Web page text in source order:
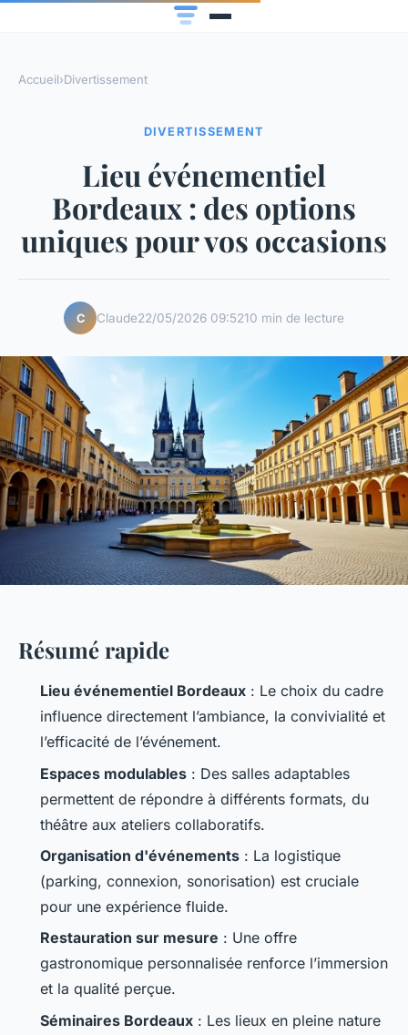
Accueil›Divertissement
DIVERTISSEMENT
Lieu événementiel
Bordeaux : des options
uniques pour vos occasions
C Claude22/05/2026 09:5210 min de lecture
Résumé rapide
Lieu événementiel Bordeaux : Le choix du cadre
influence directement l’ambiance, la convivialité et
l’efficacité de l’événement.
Espaces modulables : Des salles adaptables
permettent de répondre à différents formats, du
théâtre aux ateliers collaboratifs.
Organisation d'événements : La logistique
(parking, connexion, sonorisation) est cruciale
pour une expérience fluide.
Restauration sur mesure : Une offre
gastronomique personnalisée renforce l’immersion
et la qualité perçue.
Séminaires Bordeaux : Les lieux en pleine nature